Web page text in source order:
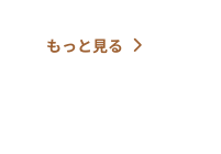
もっと見る